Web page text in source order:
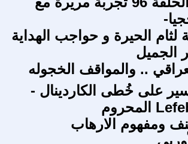
لثام الحيرة و حواجب الهداية
الجميل
.. والمواقف الخجوله
يسير على خُطى الكاردينال -
ومفهوم الارهاب